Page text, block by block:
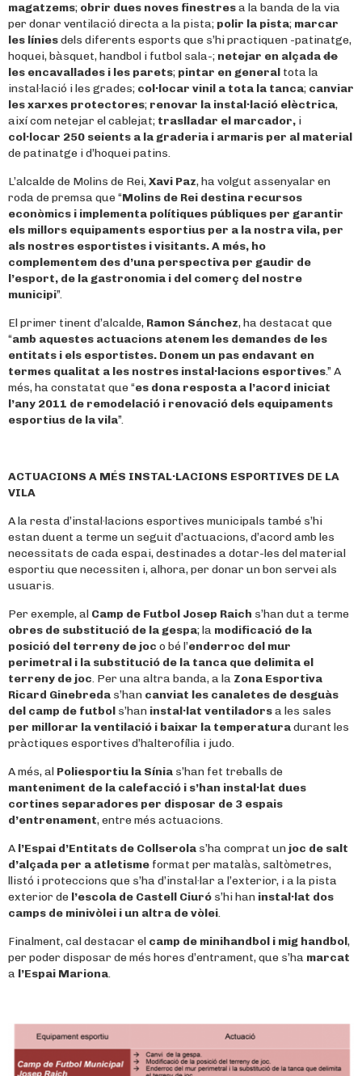
magatzems; obrir dues noves finestresa la banda de la via
per donar ventilació directa a la pista; polir la pista; marcar
les líniesdels diferents esports que s’hi practiquen -patinatge,
hoquei, bàsquet, handbol i futbol sala-; netejar en alçadade
les encavallades i les parets; pintar en general tota la
instal·lació i les grades; col·locar vinil a tota la tanca; canviar
les xarxes protectores; renovar la instal·lació elèctrica,
així com netejar el cablejat; traslladar el marcador, i
col·locar 250 seients a la graderia i armaris per al material
de patinatge i d’hoquei patins.
L’alcalde de Molins de Rei,Xavi Paz, ha volgut assenyalar en
roda de premsa que “Molins de Rei destina recursos
econòmics i implementa polítiques públiques per garantir
els millors equipaments esportius per a la nostra vila, per
als nostres esportistes i visitants. A més, ho
complementem des d’una perspectiva per gaudir de
l’esport, de la gastronomia i del comerç del nostre
municipi”.
El primer tinent d’alcalde, Ramon Sánchez, ha destacat que
“amb aquestes actuacions atenem les demandes de les
entitats i els esportistes. Donem un pas endavant en
termes qualitat a les nostres instal·lacions esportives.” A
més, ha constatat que “es dona resposta a l’acord iniciat
l’any 2011 de remodelació i renovació dels equipaments
esportius de la vila”.
ACTUACIONS A MÉS INSTAL·LACIONS ESPORTIVES DE LA
VILA
A la resta d’instal·lacions esportives municipals també s’hi
estan duent a terme un seguit d’actuacions, d’acord amb les
necessitats de cada espai, destinades a dotar-les del material
esportiu que necessiten i, alhora, per donar un bon servei als
usuaris.
Per exemple, al Camp de Futbol Josep Raich s’han dut a terme
obres de substitució de la gespa; la modificació de la
posició del terreny de joc o bé l’enderroc del mur
perimetral i la substitució de la tanca que delimita el
terreny de joc. Per una altra banda, a la Zona Esportiva
Ricard Ginebreda s’han canviat les canaletes de desguàs
del camp de futbol s’han instal·lat ventiladorsa les sales
per millorar la ventilació i baixar la temperaturadurant les
pràctiques esportives d’halterofília i judo.
A més, al Poliesportiu la Sínia s’han fet treballs de
manteniment de la calefacció i s’han instal·lat dues
cortines separadores per disposar de 3 espais
d’entrenament, entre més actuacions.
A l’Espai d’Entitats de Collserola s’ha comprat un joc de salt
d’alçada per a atletisme format per matalàs, saltòmetres,
llistó i proteccions que s’ha d’instal·lar a l’exterior, i a la pista
exterior de l’escola de Castell Ciuró s’hi han instal·lat dos
camps de minivòlei i un altra de vòlei.
Finalment, cal destacar el camp de minihandbol i mig handbol,
per poder disposar de més hores d’entrament, que s’ha marcat
a l’Espai Mariona.